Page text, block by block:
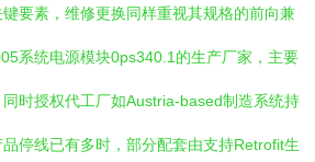
要素，维修更换同样重视其规格的前向兼
系统电源模块0ps340.1的生产厂家，主要
时授权代工厂如Austria-based制造系统持
停线已有多时，部分配套由支持Retrofit生